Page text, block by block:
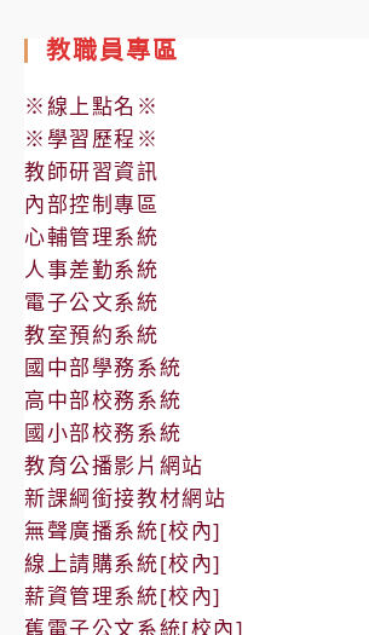
教職員專區
※線上點名※
※學習歷程※
教師研習資訊
內部控制專區
心輔管理系統
人事差勤系統
電子公文系統
教室預約系統
國中部學務系統
高中部校務系統
國小部校務系統
教育公播影片網站
新課綱銜接教材網站
無聲廣播系統[校內]
線上請購系統[校內]
薪資管理系統[校內]
舊電子公文系統[校內]